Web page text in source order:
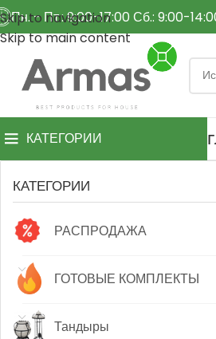
Skip to navigation
Skip to main content
Пн. - Пт.: 9:00-17:00 Сб.: 9:00-
КАТЕГОРИИ
КАТЕГОРИИ
РАСПРОДАЖА
ГОТОВЫЕ КОМПЛЕКТЫ
Тандыры